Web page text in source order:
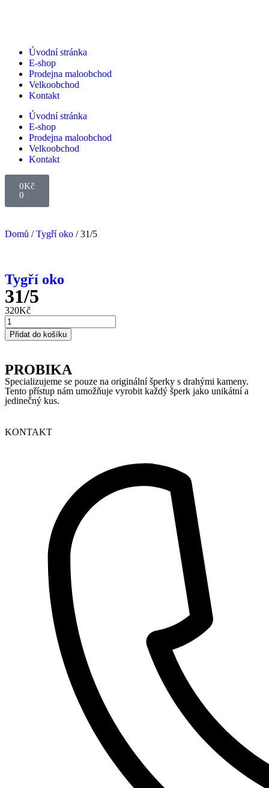
Úvodní stránka
E-shop
Prodejna maloobchod
Velkoobchod
Kontakt
Úvodní stránka
E-shop
Prodejna maloobchod
Velkoobchod
Kontakt
0Kč
0
Domů /Tygří oko / 31/5
Tygří oko
31/5
320Kč
Přidat do košíku
PROBIKA
Specializujeme se pouze na originální šperky s drahými kameny.
Tento přístup nám umožňuje vyrobit každý šperk jako unikátní a
jedinečný kus.
KONTAKT